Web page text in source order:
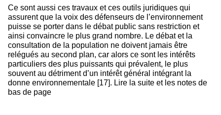
Ce sont aussi ces travaux et ces outils juridiques qui
assurent que la voix des défenseurs de l’environnement
puisse se porter dans le débat public sans restriction et
ainsi convaincre le plus grand nombre. Le débat et la
consultation de la population ne doivent jamais être
relégués au second plan, car alors ce sont les intérêts
particuliers des plus puissants qui prévalent, le plus
souvent au détriment d’un intérêt général intégrant la
donne environnementale [17]. Lire la suite et les notes de
bas de page